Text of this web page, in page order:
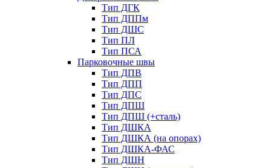
Тип ДГК
Тип ДППм
Тип ДШС
Тип ПЛ
Тип ПСА
Парковочные швы
Тип ДПВ
Тип ДПП
Тип ДПС
Тип ДПШ
Тип ДПШ (+сталь)
Тип ДШКА
Тип ДШКА (на опорах)
Тип ДШКА-ФАС
Тип ДШН